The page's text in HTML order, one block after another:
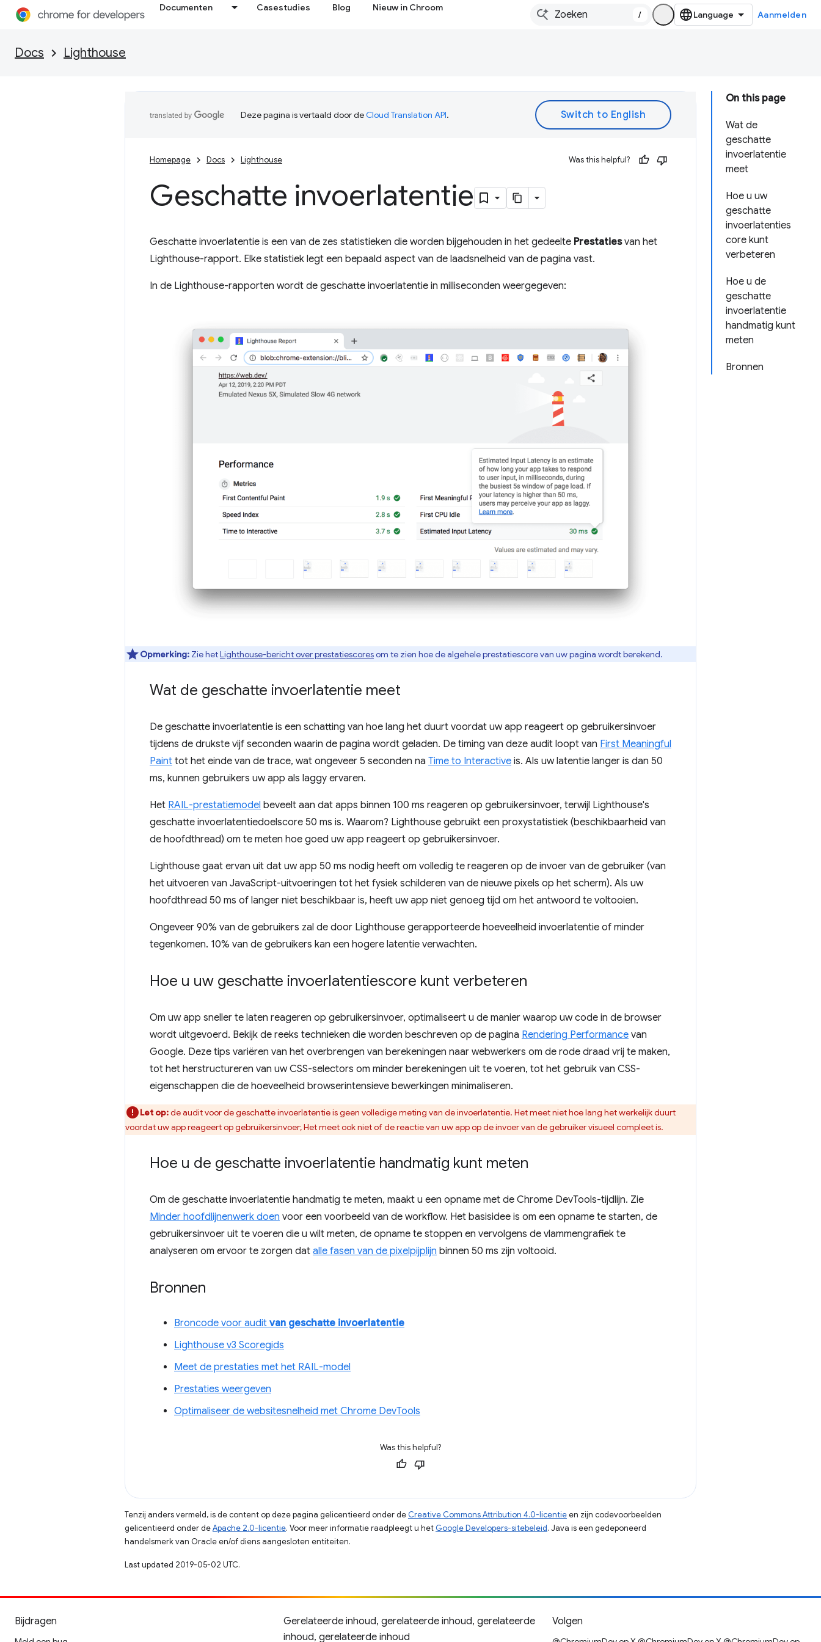
Documenten Casestudies Blog Nieuw in Chroom
/ Aanmelden
Docs Lighthouse
On this page
Wat de
geschatte
invoerlatentie
meet
Hoe u uw
geschatte
invoerlatenties
core kunt
verbeteren
Hoe u de
geschatte
invoerlatentie
handmatig kunt
meten
Bronnen
Deze pagina is vertaald door deCloud Translation API.
Homepage Docs Lighthouse Was this helpful?
Geschatte invoerlatentie
Geschatte invoerlatentie is een van de zes statistieken die worden bijgehouden in het gedeelte Prestatiesvan het
Lighthouse-rapport. Elke statistiek legt een bepaald aspect van de laadsnelheid van de pagina vast.
In de Lighthouse-rapporten wordt de geschatte invoerlatentie in milliseconden weergegeven:
Opmerking: Zie hetLighthouse-bericht over prestatiescoresom te zien hoe de algehele prestatiescore van uw pagina wordt berekend.
Wat de geschatte invoerlatentie meet
De geschatte invoerlatentie is een schatting van hoe lang het duurt voordat uw app reageert op gebruikersinvoer
tijdens de drukste vijf seconden waarin de pagina wordt geladen. De timing van deze audit loopt van First Meaningful
Paint tot het einde van de trace, wat ongeveer 5 seconden na Time to Interactive is. Als uw latentie langer is dan 50
ms, kunnen gebruikers uw app als laggy ervaren.
Het RAIL-prestatiemodel beveelt aan dat apps binnen 100 ms reageren op gebruikersinvoer, terwijl Lighthouse's
geschatte invoerlatentiedoelscore 50 ms is. Waarom? Lighthouse gebruikt een proxystatistiek (beschikbaarheid van
de hoofdthread) om te meten hoe goed uw app reageert op gebruikersinvoer.
Lighthouse gaat ervan uit dat uw app 50 ms nodig heeft om volledig te reageren op de invoer van de gebruiker (van
het uitvoeren van JavaScript-uitvoeringen tot het fysiek schilderen van de nieuwe pixels op het scherm). Als uw
hoofdthread 50 ms of langer niet beschikbaar is, heeft uw app niet genoeg tijd om het antwoord te voltooien.
Ongeveer 90% van de gebruikers zal de door Lighthouse gerapporteerde hoeveelheid invoerlatentie of minder
tegenkomen. 10% van de gebruikers kan een hogere latentie verwachten.
Hoe u uw geschatte invoerlatentiescore kunt verbeteren
Om uw app sneller te laten reageren op gebruikersinvoer, optimaliseert u de manier waarop uw code in de browser
wordt uitgevoerd. Bekijk de reeks technieken die worden beschreven op de pagina Rendering Performance van
Google. Deze tips variëren van het overbrengen van berekeningen naar webwerkers om de rode draad vrij te maken,
tot het herstructureren van uw CSS-selectors om minder berekeningen uit te voeren, tot het gebruik van CSS-
eigenschappen die de hoeveelheid browserintensieve bewerkingen minimaliseren.
Let op:de audit voor de geschatte invoerlatentie is geen volledige meting van de invoerlatentie. Het meet niet hoe lang het werkelijk duurt
voordat uw app reageert op gebruikersinvoer; Het meet ook niet of de reactie van uw app op de invoer van de gebruiker visueel compleet is.
Hoe u de geschatte invoerlatentie handmatig kunt meten
Om de geschatte invoerlatentie handmatig te meten, maakt u een opname met de Chrome DevTools-tijdlijn. Zie
Minder hoofdlijnenwerk doen voor een voorbeeld van de workflow. Het basisidee is om een ​​opname te starten, de
gebruikersinvoer uit te voeren die u wilt meten, de opname te stoppen en vervolgens de vlammengrafiek te
analyseren om ervoor te zorgen dat alle fasen van de pixelpijplijn binnen 50 ms zijn voltooid.
Bronnen
Broncode voor audit van geschatte invoerlatentie
Lighthouse v3 Scoregids
Meet de prestaties met het RAIL-model
Prestaties weergeven
Optimaliseer de websitesnelheid met Chrome DevTools
Was this helpful?
Tenzij anders vermeld, is de content op deze pagina gelicentieerd onder de Creative Commons Attribution 4.0-licentieen zijn codevoorbeelden
gelicentieerd onder deApache 2.0-licentie. Voor meer informatie raadpleegt u het Google Developers-sitebeleid. Java is een gedeponeerd
handelsmerk van Oracle en/of diens aangesloten entiteiten.
Last updated 2019-05-02 UTC.
Bijdragen
Gerelateerde inhoud, gerelateerde inhoud, gerelateerde
inhoud, gerelateerde inhoud
Volgen